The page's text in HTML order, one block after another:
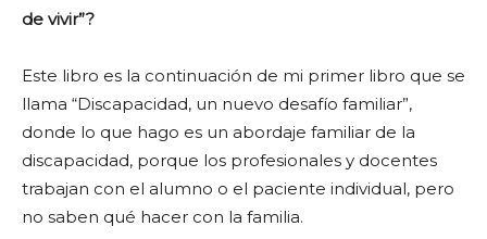
de vivir”?
Este libro es la continuación de mi primer libro que se
llama “Discapacidad, un nuevo desafío familiar”,
donde lo que hago es un abordaje familiar de la
discapacidad, porque los profesionales y docentes
trabajan con el alumno o el paciente individual, pero
no saben qué hacer con la familia.